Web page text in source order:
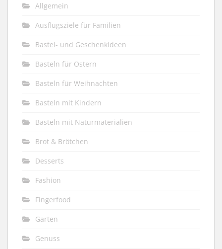
Allgemein
Ausflugsziele für Familien
Bastel- und Geschenkideen
Basteln für Ostern
Basteln für Weihnachten
Basteln mit Kindern
Basteln mit Naturmaterialien
Brot & Brötchen
Desserts
Fashion
Fingerfood
Garten
Genuss